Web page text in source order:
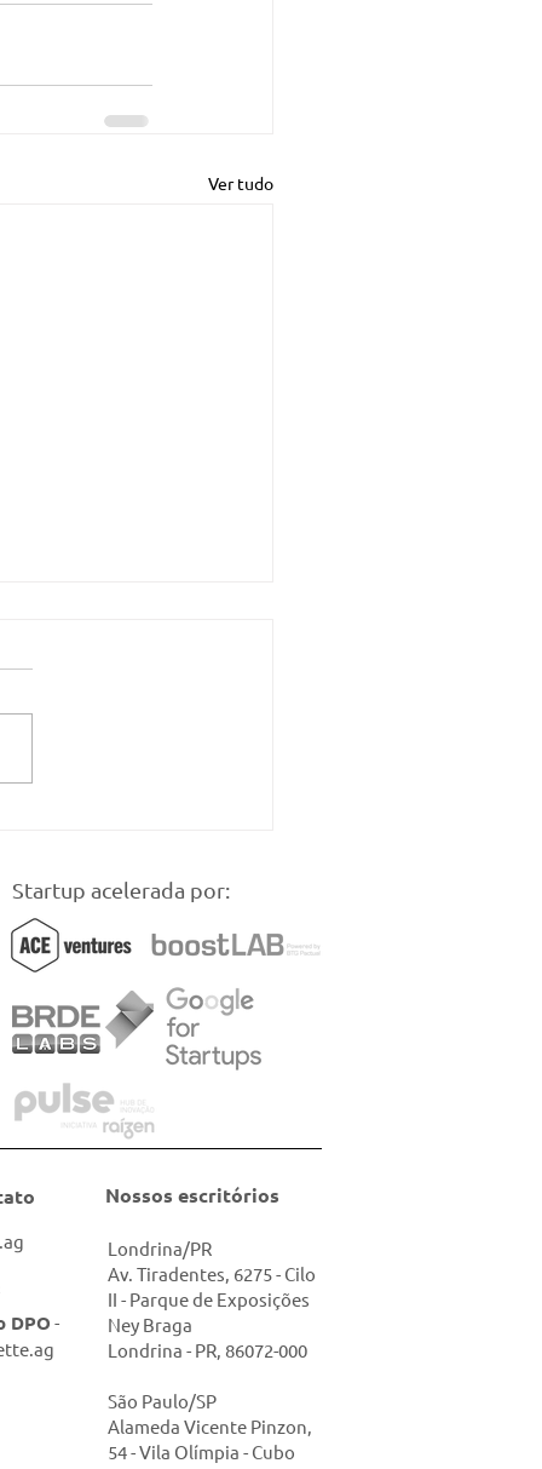
Ver tudo
2025
Startup acelerada por:
DPO -
Nossos escritórios
Londrina/PR
Av. Tiradentes, 6275 - Cilo
II - Parque de Exposições
Ney Braga
Londrina - PR, 86072-000
São Paulo/SP
Alameda Vicente Pinzon,
54 - Vila Olímpia - Cubo